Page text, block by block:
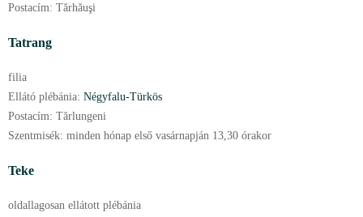
Postacím: Tărhăuşi
Tatrang
filia
Ellátó plébánia: Négyfalu-Türkös
Postacím: Tărlungeni
Szentmisék: minden hónap első vasárnapján 13,30 órakor
Teke
oldallagosan ellátott plébánia